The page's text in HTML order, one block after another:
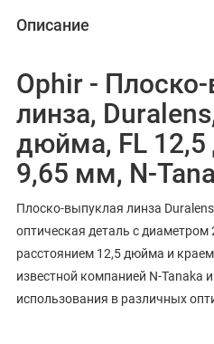
Описание
Ophir -
линза,
дюйма, FL
9,65 мм, N-
Плоско-выпуклая линза
оптическая деталь с
расстоянием 12,5 дюйма и
известной компанией N-Tanaka
использования в различных